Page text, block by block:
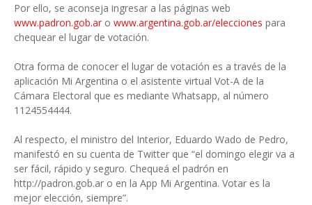
Por ello, se aconseja ingresar a las páginas web
www.padron.gob.ar o www.argentina.gob.ar/elecciones para
chequear el lugar de votación.
Otra forma de conocer el lugar de votación es a través de la
aplicación Mi Argentina o el asistente virtual Vot-A de la
Cámara Electoral que es mediante Whatsapp, al número
1124554444.
Al respecto, el ministro del Interior, Eduardo Wado de Pedro,
manifestó en su cuenta de Twitter que “el domingo elegir va a
ser fácil, rápido y seguro. Chequeá el padrón en
http://padron.gob.ar o en la App Mi Argentina. Votar es la
mejor elección, siempre”.